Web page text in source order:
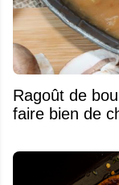
Ragoût de
faire bien de